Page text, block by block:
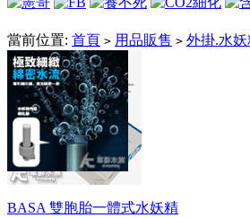
當前位置: 首頁 > 用品販售 > 外掛.水妖
韓國品牌
BASA 雙胞胎一體式水妖精